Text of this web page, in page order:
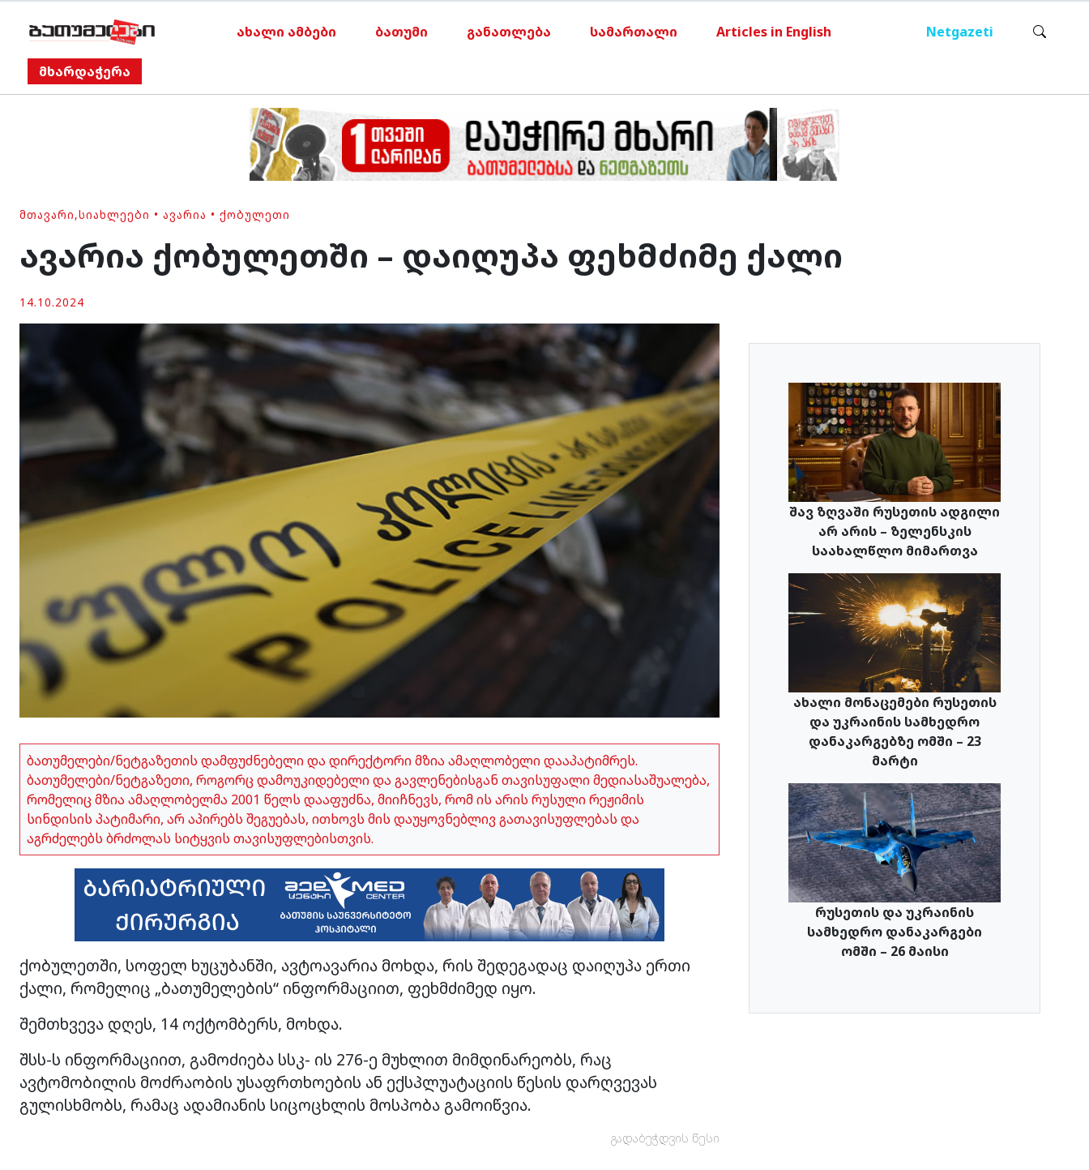
ახალი ამბები ბათუმი განათლება სამართალი Articles in English Netgazeti
მხარდაჭერა
ᲛᲗᲐᲕᲐᲠᲘ,ᲡᲘᲐᲮᲚᲔᲔᲑᲘ • ᲐᲕᲐᲠᲘᲐ • ᲥᲝᲑᲣᲚᲔᲗᲘ
ავარია ქობულეთში – დაიღუპა ფეხმძიმე ქალი
14.10.2024
ბათუმელები/ნეტგაზეთის დამფუძნებელი და დირექტორი მზია ამაღლობელი დააპატიმრეს.
ბათუმელები/ნეტგაზეთი, როგორც დამოუკიდებელი და გავლენებისგან თავისუფალი მედიასაშუალება,
რომელიც მზია ამაღლობელმა 2001 წელს დააფუძნა, მიიჩნევს, რომ ის არის რუსული რეჟიმის
სინდისის პატიმარი, არ აპირებს შეგუებას, ითხოვს მის დაუყოვნებლივ გათავისუფლებას და
აგრძელებს ბრძოლას სიტყვის თავისუფლებისთვის.
ქობულეთში, სოფელ ხუცუბანში, ავტოავარია მოხდა, რის შედეგადაც დაიღუპა ერთი
ქალი, რომელიც „ბათუმელების“ ინფორმაციით, ფეხმძიმედ იყო.
შემთხვევა დღეს, 14 ოქტომბერს, მოხდა.
შსს-ს ინფორმაციით, გამოძიება სსკ- ის 276-ე მუხლით მიმდინარეობს, რაც
ავტომობილის მოძრაობის უსაფრთხოების ან ექსპლუატაციის წესის დარღვევას
გულისხმობს, რამაც ადამიანის სიცოცხლის მოსპობა გამოიწვია.
გადაბეჭდვის წესი
შავ ზღვაში რუსეთის ადგილი
არ არის – ზელენსკის
საახალწლო მიმართვა
ახალი მონაცემები რუსეთის
და უკრაინის სამხედრო
დანაკარგებზე ომში – 23
მარტი
რუსეთის და უკრაინის
სამხედრო დანაკარგები
ომში – 26 მაისი